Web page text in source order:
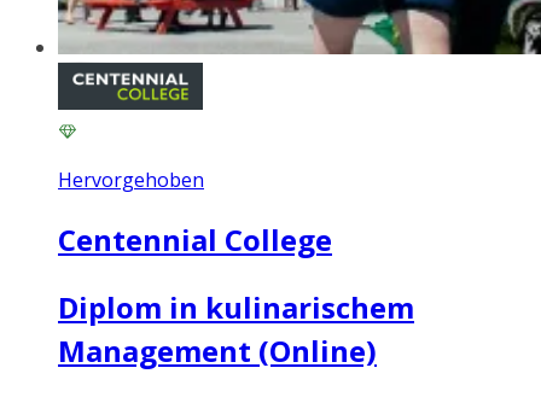
Hervorgehoben
Centennial College
Diplom in kulinarischem
Management (Online)